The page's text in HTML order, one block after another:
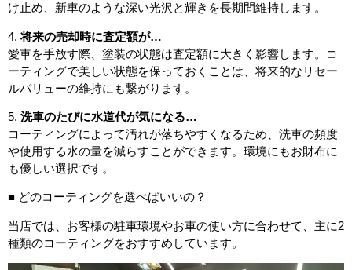
け止め、新車のような深い光沢と輝きを長期間維持します。
4.将来の売却時に査定額が…
愛車を手放す際、塗装の状態は査定額に大きく影響します。コ
ーティングで美しい状態を保っておくことは、将来的なリセー
ルバリューの維持にも繋がります。
5. 洗車のたびに水道代が気になる…
コーティングによって汚れが落ちやすくなるため、洗車の頻度
や使用する水の量を減らすことができます。環境にもお財布に
も優しい選択です。
■ どのコーティングを選べばいいの？
当店では、お客様の駐車環境やお車の使い方に合わせて、主に2
種類のコーティングをおすすめしています。